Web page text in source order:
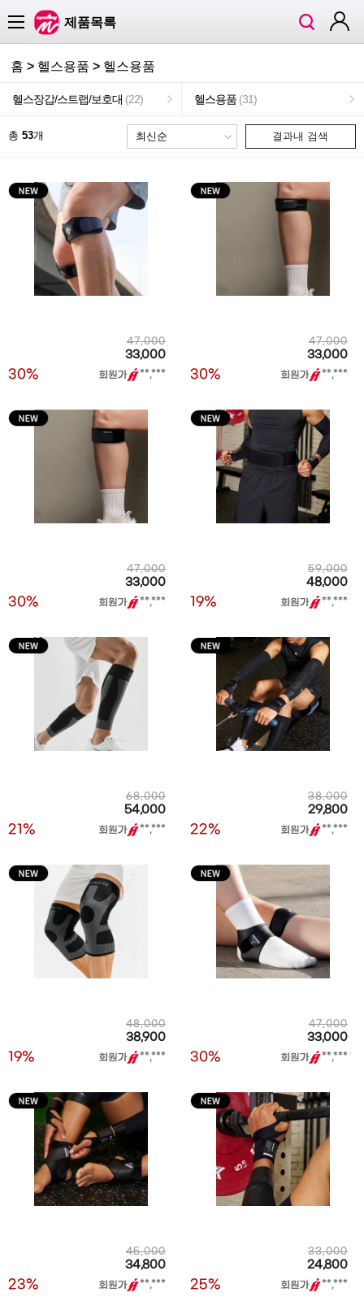
제품목록
검
색
로
그
인
홈 > 헬스용품 > 헬스용품
헬스장갑/스트랩/보호대 (22) 헬스용품 (31)
총 53개 결과내 검색
47,000
30%
33,000
**,***
47,000
30%
33,000
**,***
47,000
30%
33,000
**,***
59,000
19%
48,000
**,***
68,000
21%
54,000
**,***
38,000
22%
29,800
**,***
48,000
19%
38,900
**,***
47,000
30%
33,000
**,***
45,000
23%
34,800
**,***
33,000
25%
24,800
**,***